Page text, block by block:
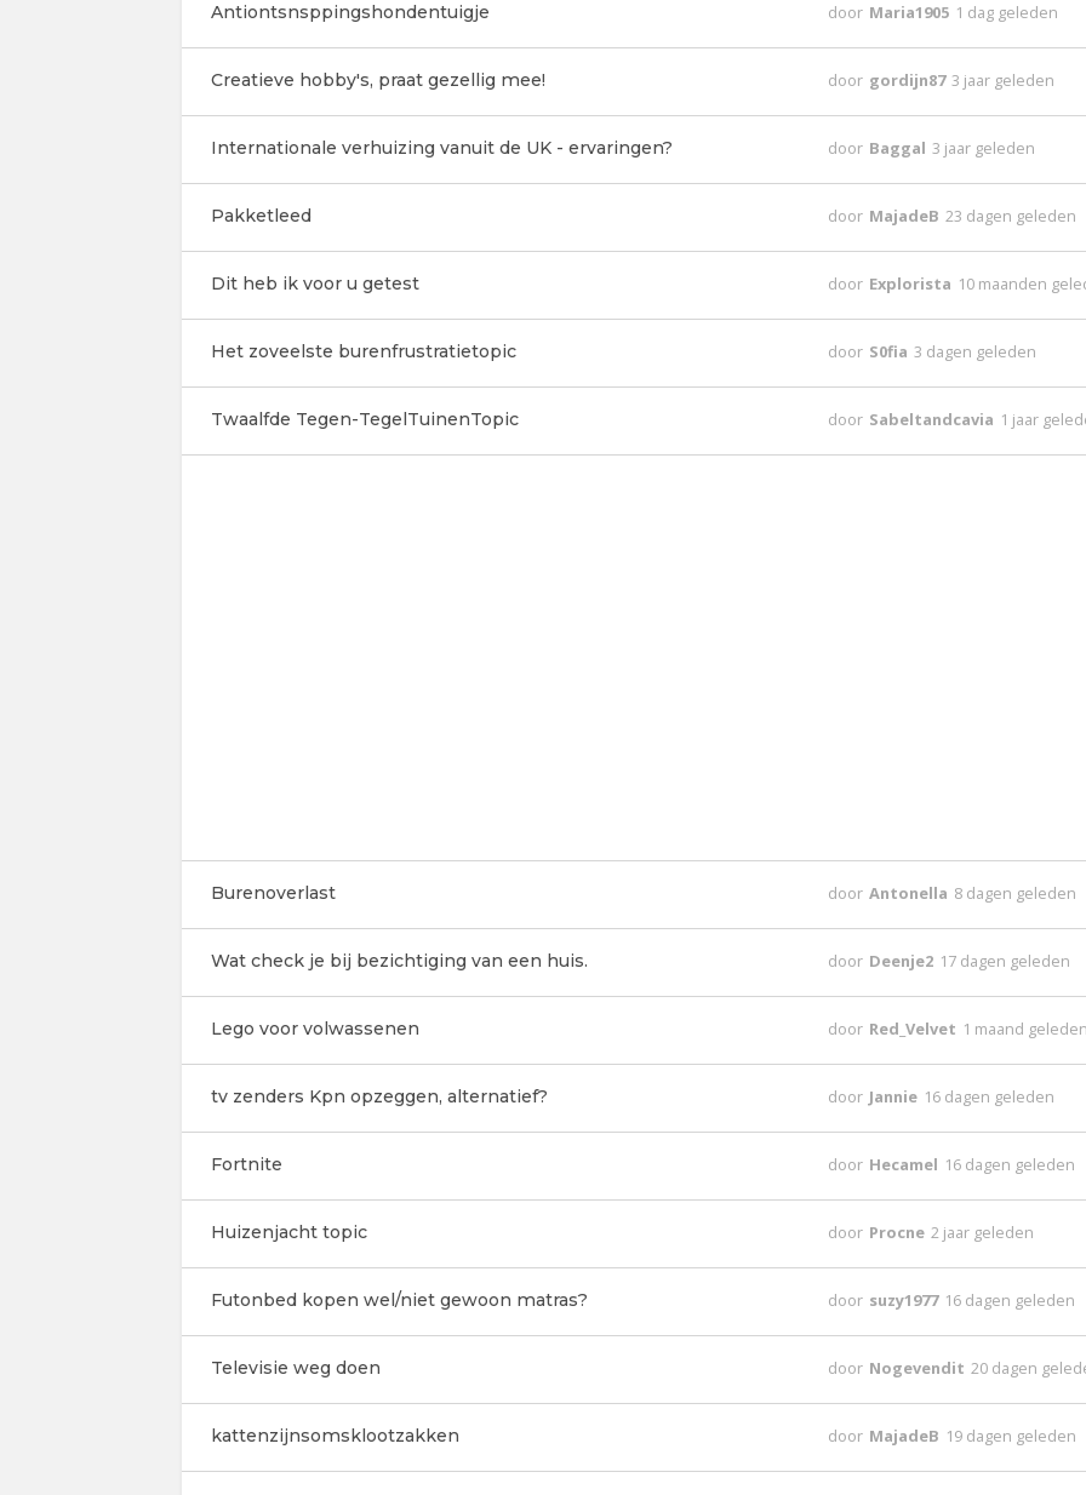
Antiontsnsppingshondentuigje door Maria1905 1 dag geleden
Creatieve hobby's, praat gezellig mee! door gordijn87 3 jaar geleden
Internationale verhuizing vanuit de UK - ervaringen? door Baggal 3 jaar geleden
Pakketleed door MajadeB 23 dagen geleden
Dit heb ik voor u getest door Explorista 10 maanden
Het zoveelste burenfrustratietopic door S0fia 3 dagen geleden
Twaalfde Tegen-TegelTuinenTopic door Sabeltandcavia 1 jaar
Burenoverlast door Antonella 8 dagen geleden
Wat check je bij bezichtiging van een huis. door Deenje2 17 dagen geleden
Lego voor volwassenen door Red_Velvet 1 maand geleden
tv zenders Kpn opzeggen, alternatief? door Jannie 16 dagen geleden
Fortnite door Hecamel 16 dagen geleden
Huizenjacht topic door Procne 2 jaar geleden
Futonbed kopen wel/niet gewoon matras? door suzy1977 16 dagen geleden
Televisie weg doen door Nogevendit 20 dagen
kattenzijnsomsklootzakken door MajadeB 19 dagen geleden